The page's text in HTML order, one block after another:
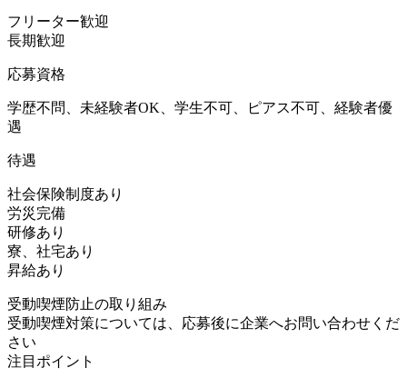
フリーター歓迎
長期歓迎
応募資格
学歴不問、未経験者OK、学生不可、ピアス不可、経験者優
遇
待遇
社会保険制度あり
労災完備
研修あり
寮、社宅あり
昇給あり
受動喫煙防止の取り組み
受動喫煙対策については、応募後に企業へお問い合わせくだ
さい
注目ポイント